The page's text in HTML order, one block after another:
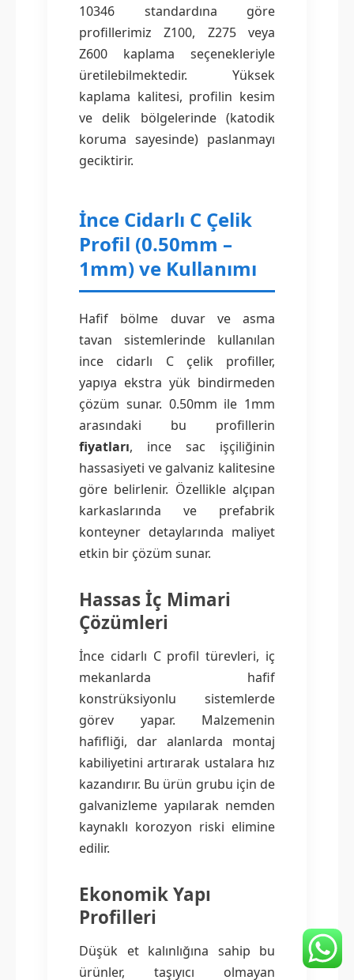
10346 standardına göre
profillerimiz Z100, Z275 veya
Z600 kaplama seçenekleriyle
üretilebilmektedir. Yüksek
kaplama kalitesi, profilin kesim
ve delik bölgelerinde (katodik
koruma sayesinde) paslanmayı
geciktirir.
İnce Cidarlı C Çelik
Profil (0.50mm –
1mm) ve Kullanımı
Hafif bölme duvar ve asma
tavan sistemlerinde kullanılan
ince cidarlı C çelik profiller,
yapıya ekstra yük bindirmeden
çözüm sunar. 0.50mm ile 1mm
arasındaki bu profillerin
fiyatları, ince sac işçiliğinin
hassasiyeti ve galvaniz kalitesine
göre belirlenir. Özellikle alçıpan
karkaslarında ve prefabrik
konteyner detaylarında maliyet
etkin bir çözüm sunar.
Hassas İç Mimari
Çözümleri
İnce cidarlı C profil türevleri, iç
mekanlarda hafif
konstrüksiyonlu sistemlerde
görev yapar. Malzemenin
hafifliği, dar alanlarda montaj
kabiliyetini artırarak ustalara hız
kazandırır. Bu ürün grubu için de
galvanizleme yapılarak nemden
kaynaklı korozyon riski elimine
edilir.
Ekonomik Yapı
Profilleri
Düşük et kalınlığına sahip bu
ürünler, taşıyıcı olmayan